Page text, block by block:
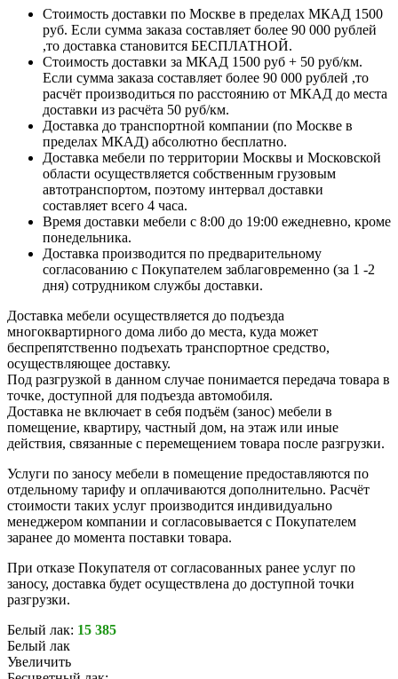
Стоимость доставки по Москве в пределах МКАД 1500
руб. Если сумма заказа составляет более 90 000 рублей
,то доставка становится БЕСПЛАТНОЙ.
Стоимость доставки за МКАД 1500 руб + 50 руб/км.
Если сумма заказа составляет более 90 000 рублей ,то
расчёт производиться по расстоянию от МКАД до места
доставки из расчёта 50 руб/км.
Доставка до транспортной компании (по Москве в
пределах МКАД) абсолютно бесплатно.
Доставка мебели по территории Москвы и Московской
области осуществляется собственным грузовым
автотранспортом, поэтому интервал доставки
составляет всего 4 часа.
Время доставки мебели с 8:00 до 19:00 ежедневно, кроме
понедельника.
Доставка производится по предварительному
согласованию с Покупателем заблаговременно (за 1 -2
дня) сотрудником службы доставки.
Доставка мебели осуществляется до подъезда
многоквартирного дома либо до места, куда может
беспрепятственно подъехать транспортное средство,
осуществляющее доставку.
Под разгрузкой в данном случае понимается передача товара в
точке, доступной для подъезда автомобиля.
Доставка не включает в себя подъём (занос) мебели в
помещение, квартиру, частный дом, на этаж или иные
действия, связанные с перемещением товара после разгрузки.
Услуги по заносу мебели в помещение предоставляются по
отдельному тарифу и оплачиваются дополнительно. Расчёт
стоимости таких услуг производится индивидуально
менеджером компании и согласовывается с Покупателем
заранее до момента поставки товара.
При отказе Покупателя от согласованных ранее услуг по
заносу, доставка будет осуществлена до доступной точки
разгрузки.
Белый лак: 15 385
Белый лак
Увеличить